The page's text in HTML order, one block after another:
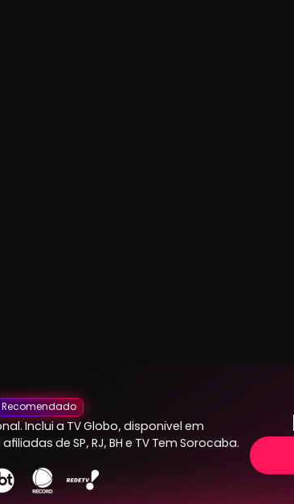
Recomendado
Inclui a TV Globo, disponível em
de SP, RJ, BH e TV Tem Sorocaba.